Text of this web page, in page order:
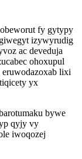
fy gytypy
izywyrudig
ac deveduja
ohoxupul
lixi
yx
bywe
qyjy vy
iwoqozej